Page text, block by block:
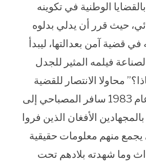
الوطنية في تكوينه
حيث قرر أن يدلي بدلوه
قضية آمن بعدالتها، ليبدأ
فيلمه المثير للجدل
محاولا الانتصار للقضية
الأفغانية، وفي عام 1983 سافر المصباحي إلى
الأفغان الذين فروا
يجمع منهم معلومات حقيقية
وما شهدته بلادهم تحت